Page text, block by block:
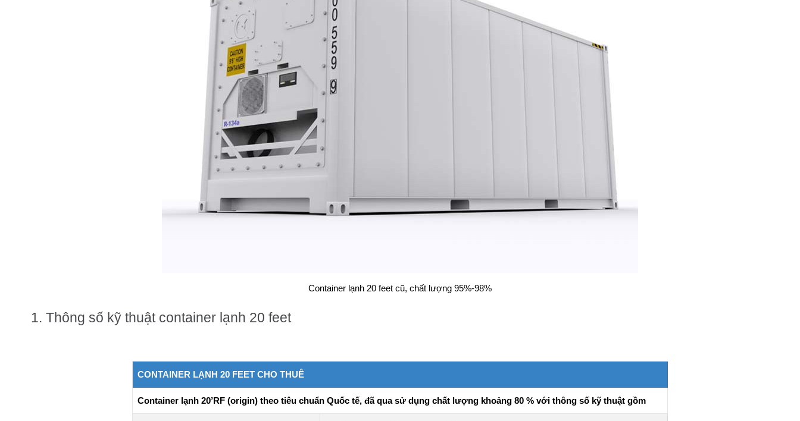
Container lạnh 20 feet cũ, chất lượng 95%-98%
1. Thông số kỹ thuật container lạnh 20 feet
CONTAINER LẠNH 20 FEET CHO THUÊ
Container lạnh 20’RF (origin) theo tiêu chuẩn Quốc tế, đã qua sử dụng chất lượng khoảng 80 % với thông số kỹ thuật gồm